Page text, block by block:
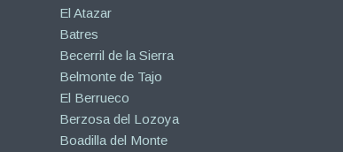
El Atazar
Batres
Becerril de la Sierra
Belmonte de Tajo
El Berrueco
Berzosa del Lozoya
Boadilla del Monte